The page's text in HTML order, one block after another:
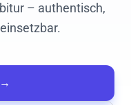
– authentisch,